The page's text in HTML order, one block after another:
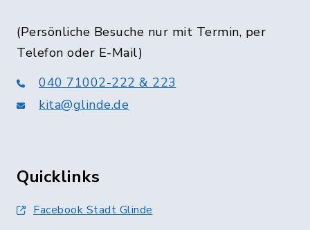
(Persönliche Besuche nur mit Termin, per
Telefon oder E-Mail)
040 71002-222 & 223
kita@glinde.de
Quicklinks
Facebook Stadt Glinde